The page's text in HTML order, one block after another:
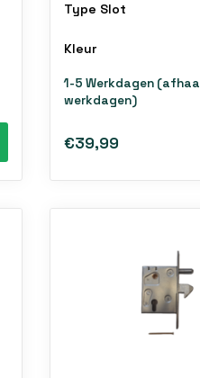
Type Slot
Kleur
1-5 Werkdagen
werkdagen)
€39,99